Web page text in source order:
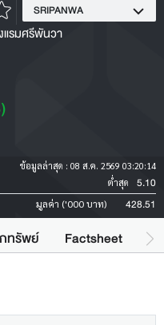
SRIPANWA
แรมศรีพันวา
ข้อมูลล่าสุด : 08 ส.ค. 2569 03:20:14
ต่ำสุด 5.10
มูลค่า ('000 บาท) 428.51
ทรัพย์ Factsheet